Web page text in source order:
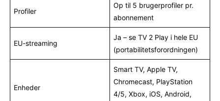
Profiler
Op til 5 brugerprofiler pr.
abonnement
EU-streaming
Ja – se TV 2 Play i hele EU
(portabilitetsforordningen)
Enheder
Smart TV, Apple TV,
Chromecast, PlayStation
4/5, Xbox, iOS, Android,